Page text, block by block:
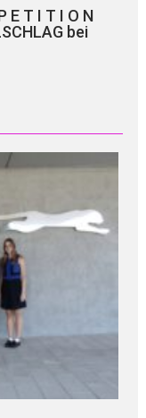
E T I T I O N
bei